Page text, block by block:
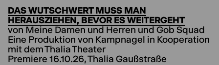
DAS WUTSCHWERT MUSS MAN
HERAUSZIEHEN, BEVOR ES WEITERGEHT
von Meine Damen und Herren und Gob Squad
Eine Produktion von Kampnagel in Kooperation
mit dem Thalia Theater
Premiere 16.10.26, Thalia Gaußstraße